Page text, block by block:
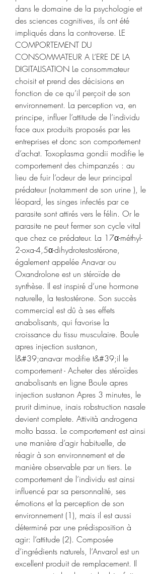
dans le domaine de la psychologie et
des sciences cognitives, ils ont été
impliqués dans la controverse. LE
COMPORTEMENT DU
CONSOMMATEUR A L’ERE DE LA
DIGITALISATION Le consommateur
choisit et prend des décisions en
fonction de ce qu’il perçoit de son
environnement. La perception va, en
principe, influer l’attitude de l’individu
face aux produits proposés par les
entreprises et donc son comportement
d’achat. Toxoplasma gondii modifie le
comportement des chimpanzés : au
lieu de fuir l’odeur de leur principal
prédateur (notamment de son urine ), le
léopard, les singes infectés par ce
parasite sont attirés vers le félin. Or le
parasite ne peut fermer son cycle vital
que chez ce prédateur. La 17α-méthyl-
2-oxa-4,5α-dihydrotestostérone,
également appelée Anavar ou
Oxandrolone est un stéroïde de
synthèse. Il est inspiré d’une hormone
naturelle, la testostérone. Son succès
commercial est dû à ses effets
anabolisants, qui favorise la
croissance du tissu musculaire. Boule
apres injection sustanon,
l&#39;anavar modifie t&#39;il le
comportement - Acheter des stéroïdes
anabolisants en ligne Boule apres
injection sustanon Apres 3 minutes, le
prurit diminue, inais robstruction nasale
devient complete. Attività androgena
molto bassa. Le comportement est ainsi
une manière d’agir habituelle, de
réagir à son environnement et de
manière observable par un tiers. Le
comportement de l’individu est ainsi
influencé par sa personnalité, ses
émotions et la perception de son
environnement (1), mais il est aussi
déterminé par une prédisposition à
agir: l’attitude (2). Composée
d’ingrédients naturels, l’Anvarol est un
excellent produit de remplacement. Il